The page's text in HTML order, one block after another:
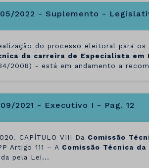
2022 - Suplemento -
do processo eleitoral para
da carreira de Especialista em
2008) - está em andamento a
2021 - Executivo I - Pag. 12
CAPÍTULO VIII Da Comissão
Artigo 111 – A Comissão Técnica da
pela Lei...